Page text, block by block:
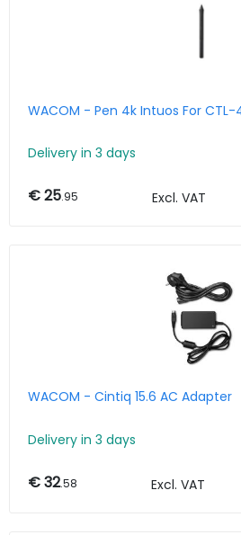
WACOM - Pen 4k Intuos For CTL-
Delivery in 3 days
€ 25.95 Excl. VAT
WACOM - Cintiq 15.6 AC Adapter
Delivery in 3 days
€ 32.58 Excl. VAT